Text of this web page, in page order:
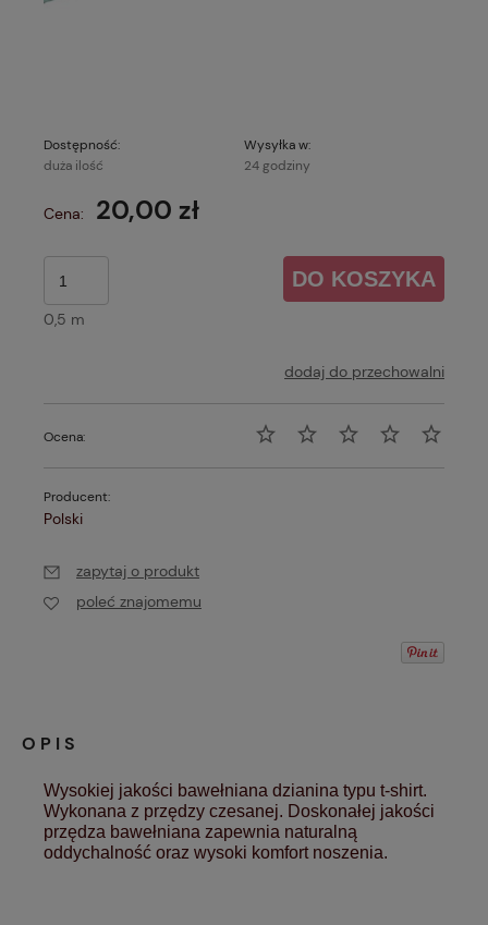
Dostępność:
duża ilość
Wysyłka w:
24 godziny
Cena: 20,00 zł
0,5 m
DO KOSZYKA
dodaj do przechowalni
Ocena:
Producent:
Polski
zapytaj o produkt
poleć znajomemu
OPIS
Wysokiej jakości bawełniana dzianina typu t-shirt.
Wykonana z przędzy czesanej. Doskonałej jakości
przędza bawełniana zapewnia naturalną
oddychalność oraz wysoki komfort noszenia.